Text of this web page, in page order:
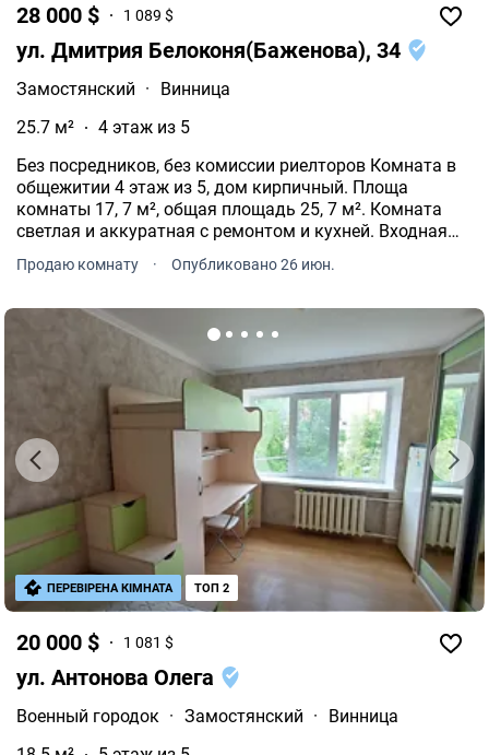
28 000 $ 1 089 $
ул. Дмитрия Белоконя(Баженова), 34
Замостянский ·
Винница
25.7 м²
4 этаж из 5
Без посредников, без комиссии риелторов Комната в
общежитии 4 этаж из 5, дом кирпичный. Площа
комнаты 17, 7 м², общая площадь 25, 7 м². Комната
светлая и аккуратная с ремонтом и кухней. Входная
дверь новая, заменена проводка, пластиковое окно. В
комнату проведена вода.
Продаю комнату · Опубликовано 26 июн.
20 000 $ 1 081 $
ул. Антонова Олега
Военный городок · Замостянский ·
Винница
ПЕРЕВІРЕНА КІМНАТА ТОП 2